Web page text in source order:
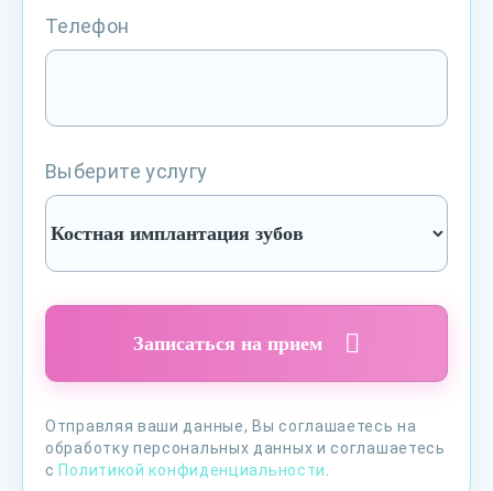
Телефон
Выберите услугу
Записаться на прием
Отправляя ваши данные, Вы соглашаетесь на
обработку персональных данных и соглашаетесь
с Политикой конфиденциальности